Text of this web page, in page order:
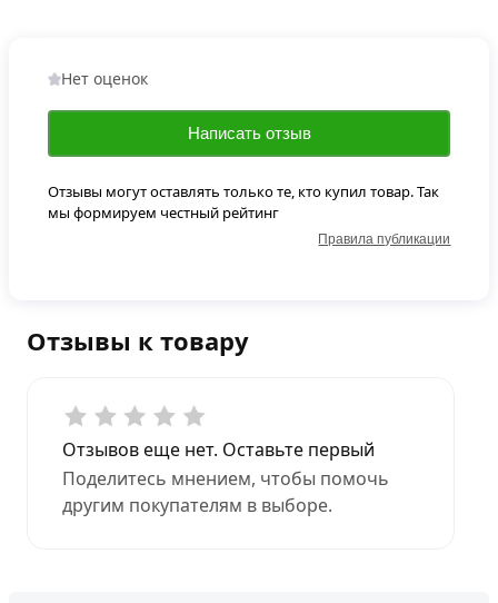
Отзывы к товару
Отзывов еще нет. Оставьте первый
Поделитесь мнением, чтобы помочь
другим покупателям в выборе.
Нет оценок
Написать отзыв
Отзывы могут оставлять только те, кто купил товар. Так
мы формируем честный рейтинг
Правила публикации